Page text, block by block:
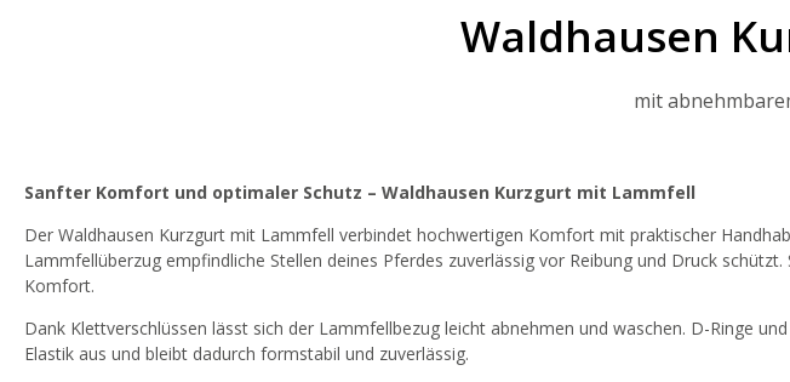
Waldhausen
mit
Sanfter Komfort und optimaler Schutz – Waldhausen Kurzgurt mit Lammfell
Der Waldhausen Kurzgurt mit Lammfell verbindet hochwertigen Komfort mit praktischer
Lammfellüberzug empfindliche Stellen deines Pferdes zuverlässig vor Reibung und Druck
Komfort.
Dank Klettverschlüssen lässt sich der Lammfellbezug leicht abnehmen und waschen. D-Ringe
Elastik aus und bleibt dadurch formstabil und zuverlässig.